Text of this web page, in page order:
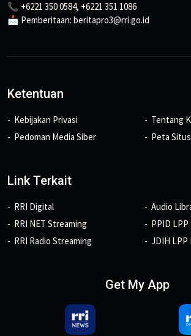
📞 +6221 350 0584, +6221 351 1086
📩 Pemberitaan: beritapro3@rri.go.id
Ketentuan
Kebijakan Privasi
Pedoman Media Siber
Tentang
Peta Situs
Link Terkait
RRI Digital
RRI NET Streaming
RRI Radio Streaming
Audio
PPID LPP
JDIH LPP
Get My App